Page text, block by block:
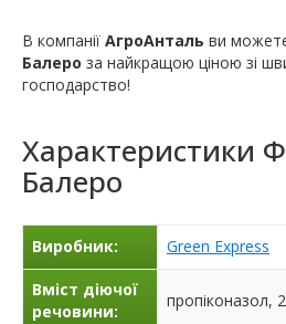
В компанії АгроАнталь ви
Балеро за найкращою ціною зі
господарство!
Характеристики
Балеро
Виробник: Green Express
Вміст діючої
речовини:
пропіконазол,